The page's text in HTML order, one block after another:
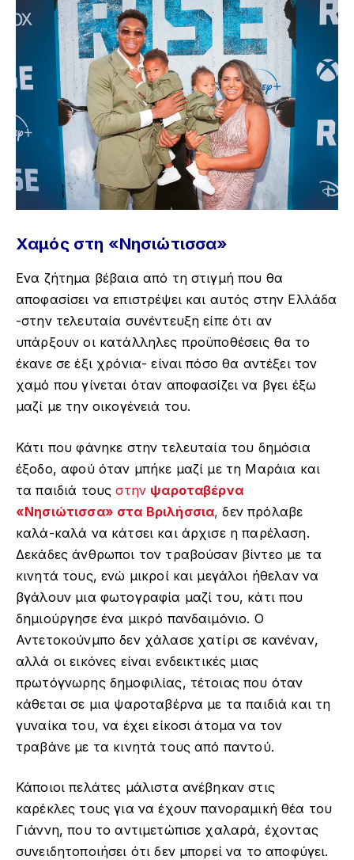
Χαμός στη «Νησιώτισσα»
Ενα ζήτημα βέβαια από τη στιγμή που θα
αποφασίσει να επιστρέψει και αυτός στην Ελλάδα
-στην τελευταία συνέντευξη είπε ότι αν
υπάρξουν οι κατάλληλες προϋποθέσεις θα το
έκανε σε έξι χρόνια- είναι πόσο θα αντέξει τον
χαμό που γίνεται όταν αποφασίζει να βγει έξω
μαζί με την οικογένειά του.
Κάτι που φάνηκε στην τελευταία του δημόσια
έξοδο, αφού όταν μπήκε μαζί με τη Μαράια και
τα παιδιά τους στην ψαροταβέρνα
«Νησιώτισσα» στα Βριλήσσια,δεν πρόλαβε
καλά-καλά να κάτσει και άρχισε η παρέλαση.
Δεκάδες άνθρωποι τον τραβούσαν βίντεο με τα
κινητά τους, ενώ μικροί και μεγάλοι ήθελαν να
βγάλουν μια φωτογραφία μαζί του, κάτι που
δημιούργησε ένα μικρό πανδαιμόνιο. Ο
Αντετοκούνμπο δεν χάλασε χατίρι σε κανέναν,
αλλά οι εικόνες είναι ενδεικτικές μιας
πρωτόγνωρης δημοφιλίας, τέτοιας που όταν
κάθεται σε μια ψαροταβέρνα με τα παιδιά και τη
γυναίκα του, να έχει είκοσι άτομα να τον
τραβάνε με τα κινητά τους από παντού.
Κάποιοι πελάτες μάλιστα ανέβηκαν στις
καρέκλες τους για να έχουν πανοραμική θέα του
Γιάννη, που το αντιμετώπισε χαλαρά, έχοντας
συνειδητοποιήσει ότι δεν μπορεί να το αποφύγει.